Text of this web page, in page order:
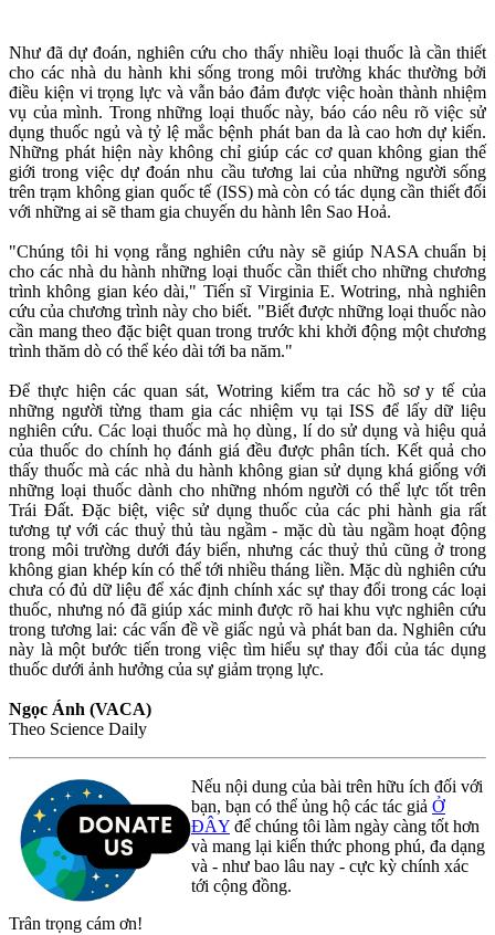
Như đã dự đoán, nghiên cứu cho thấy nhiều loại thuốc là cần thiết
cho các nhà du hành khi sống trong môi trường khác thường bởi
điều kiện vi trọng lực và vẫn bảo đảm được việc hoàn thành nhiệm
vụ của mình. Trong những loại thuốc này, báo cáo nêu rõ việc sử
dụng thuốc ngủ và tỷ lệ mắc bệnh phát ban da là cao hơn dự kiến.
Những phát hiện này không chỉ giúp các cơ quan không gian thế
giới trong việc dự đoán nhu cầu tương lai của những người sống
trên trạm không gian quốc tế (ISS) mà còn có tác dụng cần thiết đối
với những ai sẽ tham gia chuyến du hành lên Sao Hoả.
"Chúng tôi hi vọng rằng nghiên cứu này sẽ giúp NASA chuẩn bị
cho các nhà du hành những loại thuốc cần thiết cho những chương
trình không gian kéo dài," Tiến sĩ Virginia E. Wotring, nhà nghiên
cứu của chương trình này cho biết. "Biết được những loại thuốc nào
cần mang theo đặc biệt quan trong trước khi khởi động một chương
trình thăm dò có thể kéo dài tới ba năm."
Để thực hiện các quan sát, Wotring kiểm tra các hồ sơ y tế của
những người từng tham gia các nhiệm vụ tại ISS để lấy dữ liệu
nghiên cứu. Các loại thuốc mà họ dùng, lí do sử dụng và hiệu quả
của thuốc do chính họ đánh giá đều được phân tích. Kết quả cho
thấy thuốc mà các nhà du hành không gian sử dụng khá giống với
những loại thuốc dành cho những nhóm người có thể lực tốt trên
Trái Đất. Đặc biệt, việc sử dụng thuốc của các phi hành gia rất
tương tự với các thuỷ thủ tàu ngầm - mặc dù tàu ngầm hoạt động
trong môi trường dưới đáy biển, nhưng các thuỷ thủ cũng ở trong
không gian khép kín có thể tới nhiều tháng liền. Mặc dù nghiên cứu
chưa có đủ dữ liệu để xác định chính xác sự thay đổi trong các loại
thuốc, nhưng nó đã giúp xác minh được rõ hai khu vực nghiên cứu
trong tương lai: các vấn đề về giấc ngủ và phát ban da. Nghiên cứu
này là một bước tiến trong việc tìm hiểu sự thay đổi của tác dụng
thuốc dưới ảnh hưởng của sự giảm trọng lực.
Ngọc Ánh (VACA)
Theo Science Daily
Nếu nội dung của bài trên hữu ích đối với
bạn, bạn có thể ủng hộ các tác giả Ở
ĐÂY để chúng tôi làm ngày càng tốt hơn
và mang lại kiến thức phong phú, đa dạng
và - như bao lâu nay - cực kỳ chính xác
tới cộng đồng.
Trân trọng cám ơn!